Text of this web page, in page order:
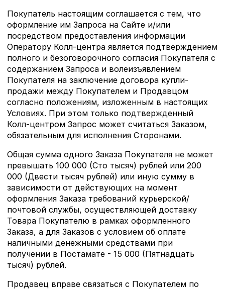
Покупатель настоящим соглашается с тем, что
оформление им Запроса на Сайте и/или
посредством предоставления информации
Оператору Колл-центра является подтверждением
полного и безоговорочного согласия Покупателя с
содержанием Запроса и волеизъявлением
Покупателя на заключение договора купли-
продажи между Покупателем и Продавцом
согласно положениям, изложенным в настоящих
Условиях. При этом только подтвержденный
Колл-центром Запрос может считаться Заказом,
обязательным для исполнения Сторонами.
Общая сумма одного Заказа Покупателя не может
превышать 100 000 (Сто тысяч) рублей или 200
000 (Двести тысяч рублей) или иную сумму в
зависимости от действующих на момент
оформления Заказа требований курьерской/
почтовой службы, осуществляющей доставку
Товара Покупателю в рамках оформленного
Заказа, а для Заказов с условием об оплате
наличными денежными средствами при
получении в Постамате - 15 000 (Пятнадцать
тысяч) рублей.
Продавец вправе связаться с Покупателем по